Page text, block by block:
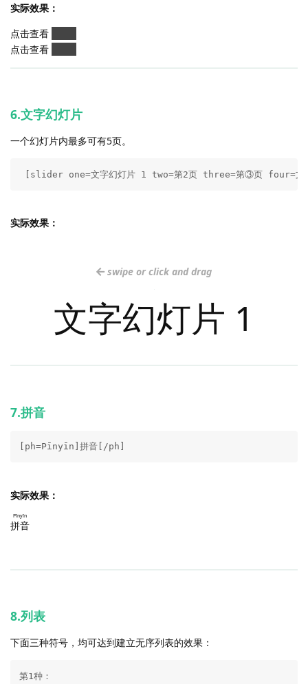
实际效果：
点击查看
点击查看
6.文字幻灯片
一个幻灯片内最多可有5页。
[slider one=文字幻灯片 1 two=第2页 three=第③页 four=文
实际效果：
swipe or click and drag
k
文字幻灯片 1
7.拼音
[ph=Pīnyīn]拼音[/ph]
实际效果：
拼音
Pīnyīn
8.列表
下面三种符号，均可达到建立无序列表的效果：
第1种：